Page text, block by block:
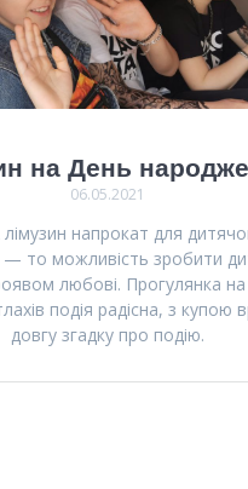
на День
06.05.2021
напрокат для
то можливість зробити
любові. Прогулянка на
подія радісна, з купою
довгу згадку про подію.